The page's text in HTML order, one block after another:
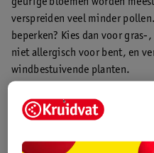
verspreiden veel minder
beperken? Kies dan voor
niet allergisch voor bent, en
windbestuivende planten.